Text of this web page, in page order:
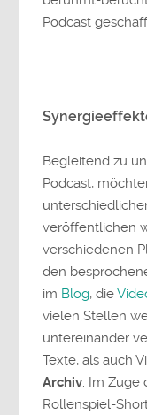
Podcast
Begleitend zu
Podcast,
veröffentlichen
verschiedenen
den
im Blog, die
vielen Stellen
untereinander
Texte, als auch
Archiv. Im Zuge
Rollenspiel-